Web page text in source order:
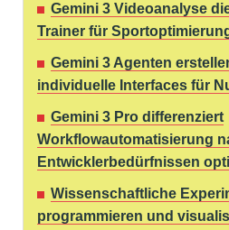
Gemini 3 Videoanalyse
Trainer für
Gemini 3 Agenten
individuelle Interfaces für
Gemini 3 Pro differenziert
Workflowautomatisierung
Entwicklerbedürfnissen
Wissenschaftliche
programmieren und